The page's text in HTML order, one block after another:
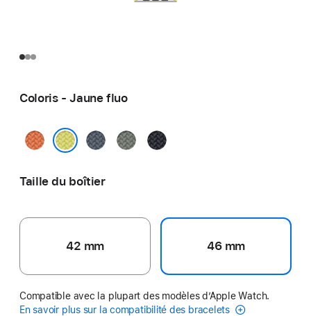
Coloris - Jaune fluo
Curcuma
Bleu
Gris
Minuit
Taille du boîtier
42 mm 46 mm
Compatible avec la plupart des modèles d’Apple Watch.
En savoir plus sur la compatibilité des bracelets